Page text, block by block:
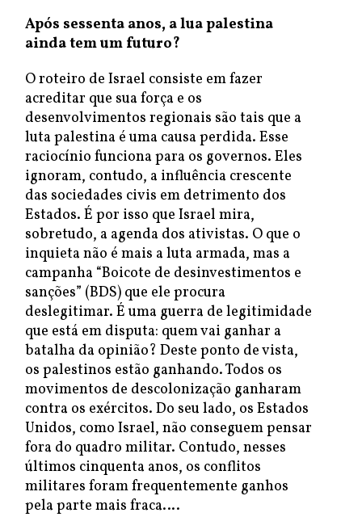
Após sessenta anos, a lua palestina
ainda tem um futuro?
O roteiro de Israel consiste em fazer
acreditar que sua força e os
desenvolvimentos regionais são tais que a
luta palestina é uma causa perdida. Esse
raciocínio funciona para os governos. Eles
ignoram, contudo, a influência crescente
das sociedades civis em detrimento dos
Estados. É por isso que Israel mira,
sobretudo, a agenda dos ativistas. O que o
inquieta não é mais a luta armada, mas a
campanha “Boicote de desinvestimentos e
sanções” (BDS) que ele procura
deslegitimar. É uma guerra de legitimidade
que está em disputa: quem vai ganhar a
batalha da opinião? Deste ponto de vista,
os palestinos estão ganhando. Todos os
movimentos de descolonização ganharam
contra os exércitos. Do seu lado, os Estados
Unidos, como Israel, não conseguem pensar
fora do quadro militar. Contudo, nesses
últimos cinquenta anos, os conflitos
militares foram frequentemente ganhos
pela parte mais fraca….